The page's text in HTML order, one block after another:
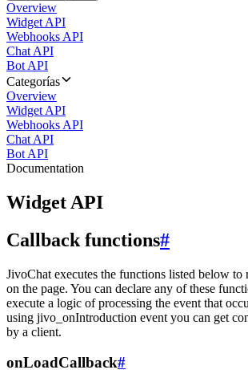
Overview
Widget API
Webhooks API
Chat API
Bot API
Categorías
Overview
Widget API
Webhooks API
Chat API
Bot API
Documentation
Widget API
Callback functions#
JivoChat executes the functions listed below to
on the page. You can declare any of these
execute a logic of processing the event that
using jivo_onIntroduction event you can get
by a client.
onLoadCallback#